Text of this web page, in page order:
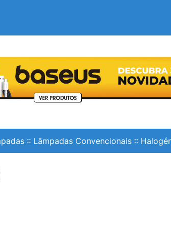
:: Lâmpadas Convencionais ::